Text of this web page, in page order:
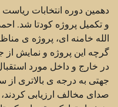
دهمین دوره انتخابات
و تکمیل پروژه کودتا شد.
الله خامنه ای، پروژه ی
گرچه این پروژه و نمایش از
در خارج و داخل مورد
جهتی به درجه ی بالاتری
صدای مخالف ارزیابی